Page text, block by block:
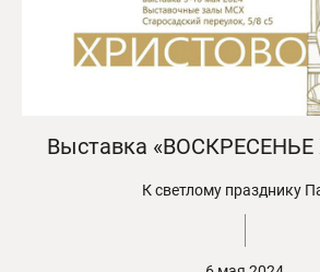
Выставка
К светлому празднику